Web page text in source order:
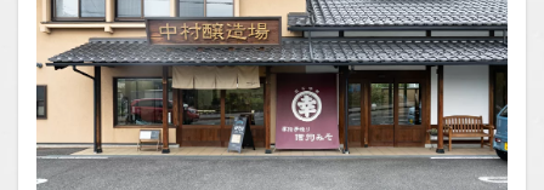
幸せす
ぎる
1.0.3
ビジュ
アルは
ちょっ
と残念